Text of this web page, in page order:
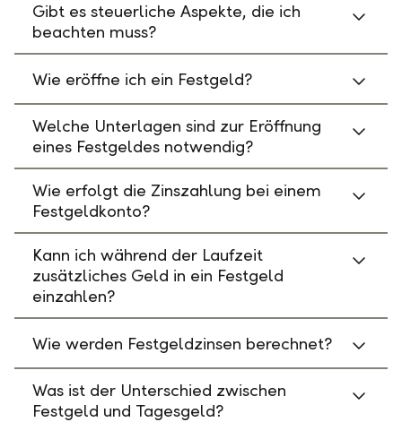
Gibt es steuerliche Aspekte, die ich
beachten muss?
Wie eröffne ich ein Festgeld?
Welche Unterlagen sind zur Eröffnung
eines Festgeldes notwendig?
Wie erfolgt die Zinszahlung bei einem
Festgeldkonto?
Kann ich während der Laufzeit
zusätzliches Geld in ein Festgeld
einzahlen?
Wie werden Festgeldzinsen berechnet?
Was ist der Unterschied zwischen
Festgeld und Tagesgeld?